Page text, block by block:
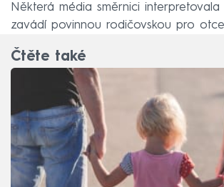
Některá média směrnici interpretovala
zavádí povinnou rodičovskou pro
Čtěte také